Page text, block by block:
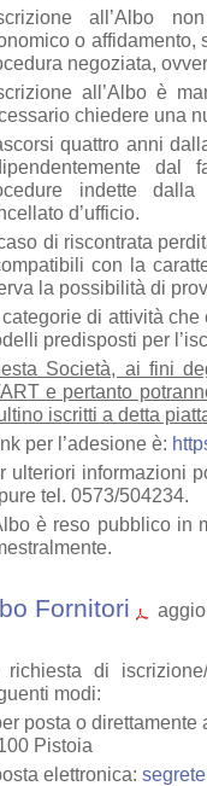
all’Albo
o affidamento,
negoziata,
all’Albo è
chiedere una
quattro anni
indette dalla
d’ufficio.
di riscontrata
con la
la possibilità di
categorie di attività
predisposti per
Società, ai fini
e pertanto
iscritti a detta
per l’adesione è:
ulteriori informazioni
tel. 0573/504234.
è reso pubblico in
Fornitori
richiesta di
modi:
posta o direttamente
Pistoia
elettronica: